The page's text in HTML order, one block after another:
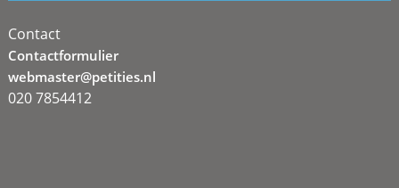
Contact
Contactformulier
webmaster@petities.nl
020 7854412